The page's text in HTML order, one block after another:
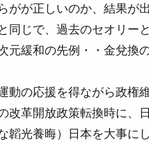
がが正しいのか、結果が
同じで、過去のセオリー
元緩和の先例・・金兌
動の応援を得ながら政権
改革開放政策転換時に、
韜光養晦）日本を大事に